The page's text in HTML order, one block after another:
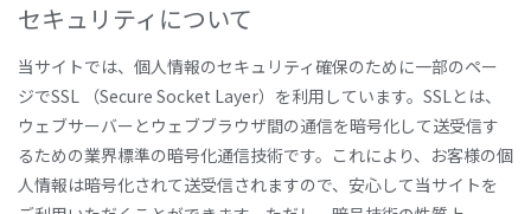
セキュリティについて
当サイトでは、個人情報のセキュリティ確保のために一部のペー
ジでSSL （Secure Socket Layer）を利用しています。SSLとは、
ウェブサーバーとウェブブラウザ間の通信を暗号化して送受信す
るための業界標準の暗号化通信技術です。これにより、お客様の個
人情報は暗号化されて送受信されますので、安心して当サイトを